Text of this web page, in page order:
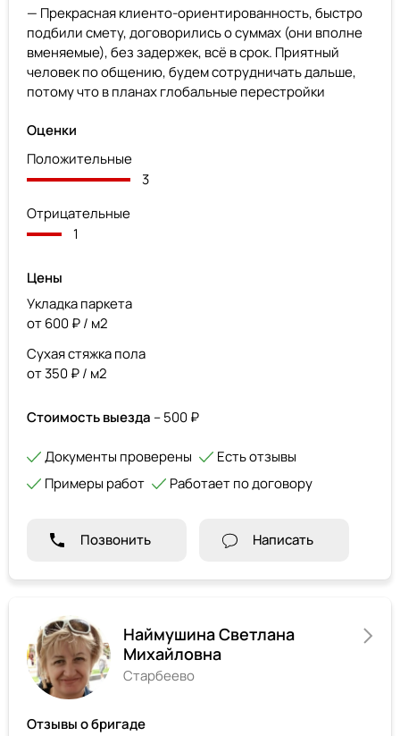
— Прекрасная клиенто-ориентированность, быстро
подбили смету, договорились о суммах (они вполне
вменяемые), без задержек, всё в срок. Приятный
человек по общению, будем сотрудничать дальше,
потому что в планах глобальные перестройки
Оценки
Положительные
3
Отрицательные
1
Цены
Укладка паркета
от 600 ₽ / м2
Сухая стяжка пола
от 350 ₽ / м2
Стоимость выезда – 500 ₽
Документы проверены
Есть отзывы
Примеры работ
Работает по договору
Позвонить Написать
Наймушина Светлана
Михайловна
Старбеево
Отзывы о бригаде